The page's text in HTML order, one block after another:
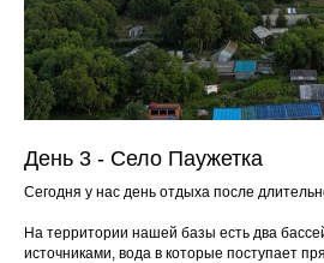
День 3 - Село Паужетка
Сегодня у нас день отдыха после
На территории нашей базы есть два
источниками, вода в которые поступает